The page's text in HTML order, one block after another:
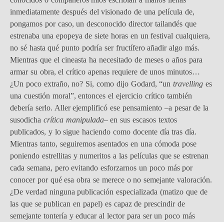
inmediatamente después del visionado de una película de,
pongamos por caso, un desconocido director tailandés que
estrenaba una epopeya de siete horas en un festival cualquiera,
no sé hasta qué punto podría ser fructífero añadir algo más.
Mientras que el cineasta ha necesitado de meses o años para
armar su obra, el crítico apenas requiere de unos minutos…
¿Un poco extraño, no? Si, como dijo Godard, “untravelling es
una cuestión moral”, entonces el ejercicio crítico también
debería serlo. Aller ejemplificó ese pensamiento –a pesar de la
susodicha crítica manipulada– en sus escasos textos
publicados, y lo sigue haciendo como docente día tras día.
Mientras tanto, seguiremos asentados en una cómoda pose
poniendo estrellitas y numeritos a las películas que se estrenan
cada semana, pero evitando esforzarnos un poco más por
conocer por qué esa obra se merece o no semejante valoración.
¿De verdad ninguna publicación especializada (matizo que de
las que se publican en papel) es capaz de prescindir de
semejante tontería y educar al lector para ser un poco más